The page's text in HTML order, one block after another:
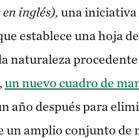
inglés), una iniciativa
establece una hoja
naturaleza
un nuevo cuadro de
año después para
un amplio conjunto de